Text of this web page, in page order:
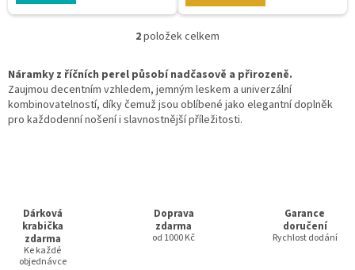
O
l
á
d
a
k
y
v
2položek celkem
Náramky z říčních perel působí nadčasově a přirozeně.
Zaujmou decentním vzhledem, jemným leskem a univerzální
kombinovatelností, díky čemuž jsou oblíbené jako elegantní doplněk
pro každodenní nošení i slavnostnější příležitosti.
Dárková
krabička
zdarma
Ke každé
objednávce
Doprava
zdarma
od 1000 Kč
Garance
doručení
Rychlost dodání